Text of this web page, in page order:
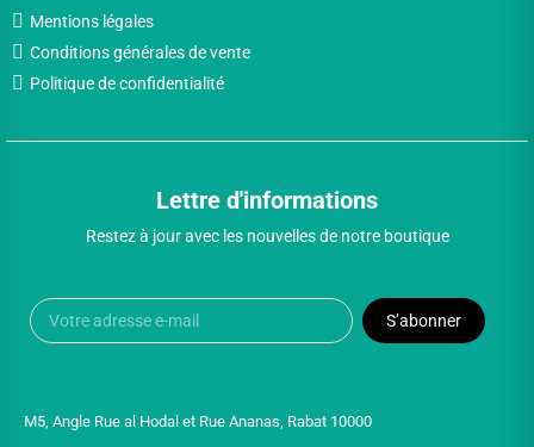
Mentions légales
Conditions générales de vente
Politique de confidentialité
Lettre d'informations
Restez à jour avec les nouvelles de notre boutique
S’abonner
M5, Angle Rue al Hodal et Rue Ananas, Rabat 10000